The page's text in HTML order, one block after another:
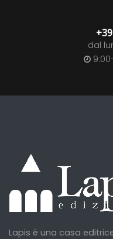
dal
9:00-
Lapis è una casa